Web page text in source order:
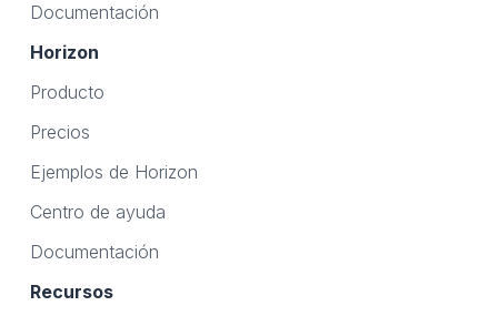
Documentación
Horizon
Producto
Precios
Ejemplos de Horizon
Centro de ayuda
Documentación
Recursos